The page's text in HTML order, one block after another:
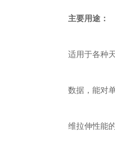
主要用途：
适用于各种
数据，能对
维拉伸性能